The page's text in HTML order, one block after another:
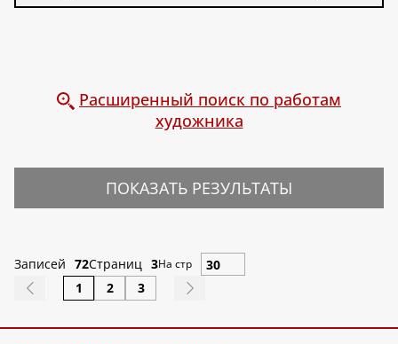
Расширенный поиск по работам
художника
ПОКАЗАТЬ РЕЗУЛЬТАТЫ
Записей 72Страниц 3На стр
1 2 3